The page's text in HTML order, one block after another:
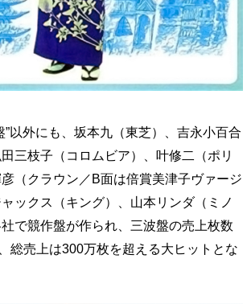
”以外にも、坂本九（東芝）、吉永小百合
田三枝子（コロムビア）、叶修二（ポリ
（クラウン／B面は倍賞美津子ヴァージ
ックス（キング）、山本リンダ（ミノ
で競作盤が作られ、三波盤の売上枚数
総売上は300万枚を超える大ヒットとな